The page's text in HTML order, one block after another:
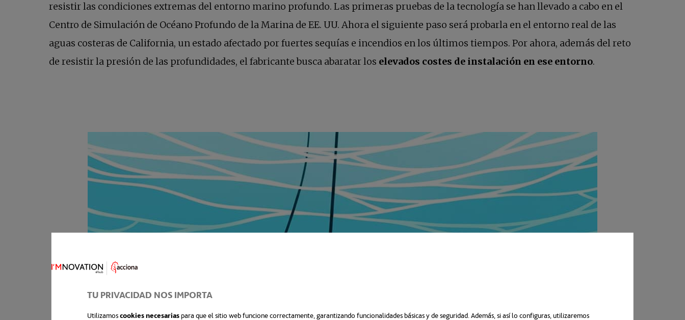
TU PRIVACIDAD NOS IMPORTA
Utilizamoscookies necesariaspara que el sitio web funcione correctamente, garantizando funcionalidades básicas y de seguridad. Además, si así lo configuras, utilizaremos
resistir las condiciones extremas del entorno marino profundo. Las primeras pruebas de la tecnología se han llevado a cabo en el
Centro de Simulación de Océano Profundo de la Marina de EE. UU. Ahora el siguiente paso será probarla en el entorno real de las
aguas costeras de California, un estado afectado por fuertes sequías e incendios en los últimos tiempos. ​Por ahora, además del reto
de resistir la presión de las profundidades, el fabricante busca abaratar los elevados costes de instalación en ese entorno.